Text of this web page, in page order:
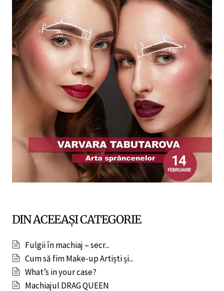
DIN ACEEAȘI CATEGORIE
Fulgii în machiaj – secr...
Cum să fim Make-up Artiști și...
What’s in your case?
Machiajul DRAG QUEEN